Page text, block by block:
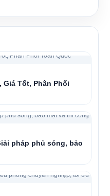
Tốt, Phân Phối
pháp phủ sóng, bảo